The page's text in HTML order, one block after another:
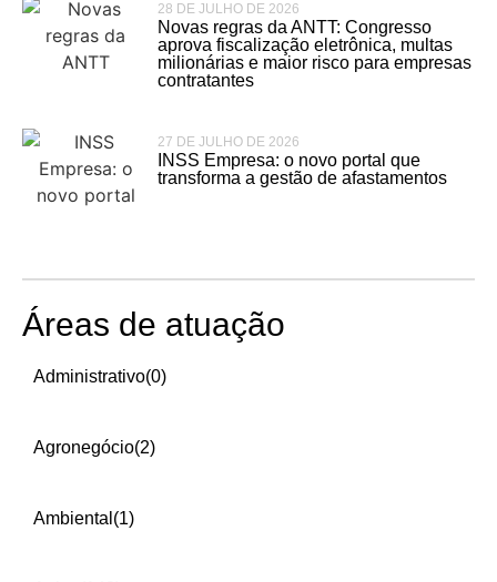
28 DE JULHO DE 2026
Novas regras da ANTT: Congresso
aprova fiscalização eletrônica, multas
milionárias e maior risco para empresas
contratantes
27 DE JULHO DE 2026
INSS Empresa: o novo portal que
transforma a gestão de afastamentos
Áreas de atuação
Administrativo(0)
Agronegócio(2)
Ambiental (1)